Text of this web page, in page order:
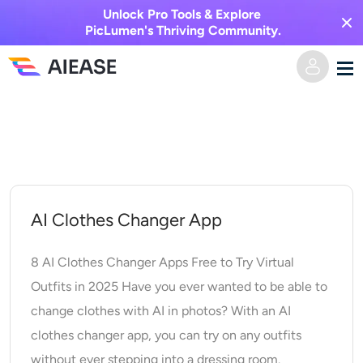
Unlock Pro Tools & Explore
PicLumen's Thriving Community.
Videoeffekte
KI-Kuss-Generator
Bild zu Bild
Text zu Bild
KI-Werkzeuge
Foto-Editor & -Creator
Auszeichnung
AI Clothes Changer App
8 AI Clothes Changer Apps Free to Try Virtual
Outfits in 2025 Have you ever wanted to be able to
change clothes with AI in photos? With an AI
clothes changer app, you can try on any outfits
without ever stepping into a dressing room.